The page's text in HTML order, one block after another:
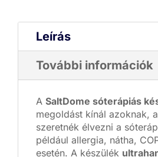
Leírás
További információk
A SaltDome sóterápiás
megoldást kínál azoknak,
szeretnék élvezni a
például allergia, nátha,
esetén. A készülék